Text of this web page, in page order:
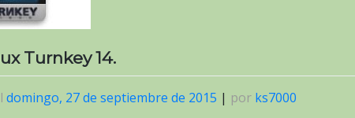
Turnkey 14.
domingo, 27 de septiembre de 2015 | por ks7000